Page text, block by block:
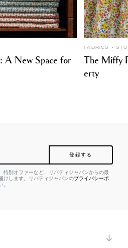
A New Space for
FABRICS
The Miffy
erty
登録する
特別オファーなど、リバティジャパンからの最
けします。リバティジャパンのプライバシーポ